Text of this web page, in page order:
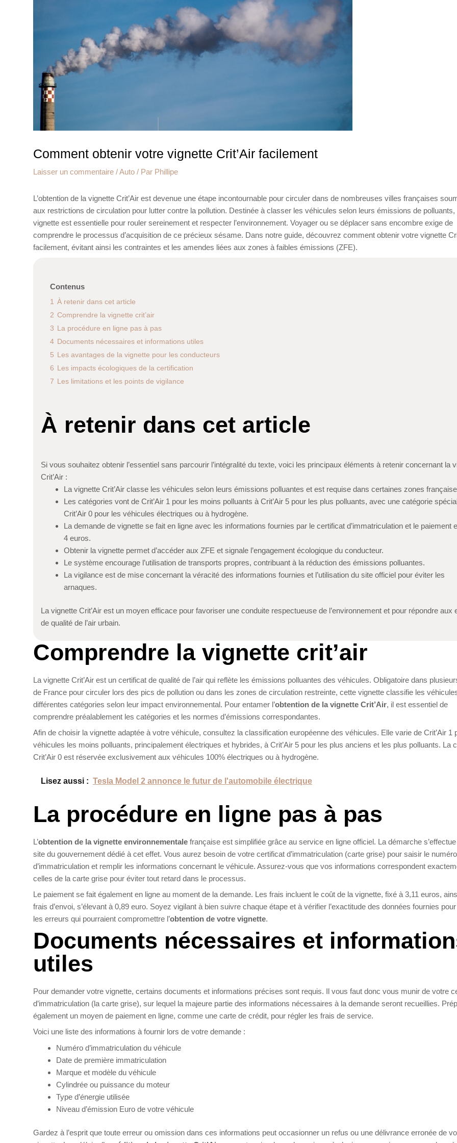
Comment obtenir votre vignette Crit’Air facilement
Laisser un commentaire /Auto / Par Phillipe
L’obtention de la vignette Crit’Air est devenue une étape incontournable pour circuler dans de nombreuses villes françaises
aux restrictions de circulation pour lutter contre la pollution. Destinée à classer les véhicules selon leurs émissions de polluants,
vignette est essentielle pour rouler sereinement et respecter l’environnement. Voyager ou se déplacer sans encombre exige de
comprendre le processus d’acquisition de ce précieux sésame. Dans notre guide, découvrez comment obtenir votre vignette
facilement, évitant ainsi les contraintes et les amendes liées aux zones à faibles émissions (ZFE).
Contenus
1 À retenir dans cet article
2 Comprendre la vignette crit’air
3 La procédure en ligne pas à pas
4 Documents nécessaires et informations utiles
5 Les avantages de la vignette pour les conducteurs
6 Les impacts écologiques de la certification
7 Les limitations et les points de vigilance
À retenir dans cet article
Si vous souhaitez obtenir l’essentiel sans parcourir l’intégralité du texte, voici les principaux éléments à retenir concernant la
Crit’Air :
La vignette Crit’Air classe les véhicules selon leurs émissions polluantes et est requise dans certaines zones
Les catégories vont de Crit’Air 1 pour les moins polluants à Crit’Air 5 pour les plus polluants, avec une catégorie
Crit’Air 0 pour les véhicules électriques ou à hydrogène.
La demande de vignette se fait en ligne avec les informations fournies par le certificat d’immatriculation et le paiement
4 euros.
Obtenir la vignette permet d’accéder aux ZFE et signale l’engagement écologique du conducteur.
Le système encourage l’utilisation de transports propres, contribuant à la réduction des émissions polluantes.
La vigilance est de mise concernant la véracité des informations fournies et l’utilisation du site officiel pour éviter les
arnaques.
La vignette Crit’Air est un moyen efficace pour favoriser une conduite respectueuse de l’environnement et pour répondre aux
de qualité de l’air urbain.
Comprendre la vignette crit’air
La vignette Crit’Air est un certificat de qualité de l’air qui reflète les émissions polluantes des véhicules. Obligatoire dans
de France pour circuler lors des pics de pollution ou dans les zones de circulation restreinte, cette vignette classifie les
différentes catégories selon leur impact environnemental. Pour entamer l’obtention de la vignette Crit’Air, il est essentiel de
comprendre préalablement les catégories et les normes d’émissions correspondantes.
Afin de choisir la vignette adaptée à votre véhicule, consultez la classification européenne des véhicules. Elle varie de Crit’Air 1
véhicules les moins polluants, principalement électriques et hybrides, à Crit’Air 5 pour les plus anciens et les plus polluants. La
Crit’Air 0 est réservée exclusivement aux véhicules 100% électriques ou à hydrogène.
Lisez aussi : Tesla Model 2 annonce le futur de l'automobile électrique
La procédure en ligne pas à pas
L’obtention de la vignette environnementale française est simplifiée grâce au service en ligne officiel. La démarche
site du gouvernement dédié à cet effet. Vous aurez besoin de votre certificat d’immatriculation (carte grise) pour saisir le numéro
d’immatriculation et remplir les informations concernant le véhicule. Assurez-vous que vos informations correspondent
celles de la carte grise pour éviter tout retard dans le processus.
Le paiement se fait également en ligne au moment de la demande. Les frais incluent le coût de la vignette, fixé à 3,11 euros,
frais d’envoi, s’élevant à 0,89 euro. Soyez vigilant à bien suivre chaque étape et à vérifier l’exactitude des données fournies
les erreurs qui pourraient compromettre l’obtention de votre vignette.
Documents nécessaires et
utiles
Pour demander votre vignette, certains documents et informations précises sont requis. Il vous faut donc vous munir de votre
d’immatriculation (la carte grise), sur lequel la majeure partie des informations nécessaires à la demande seront recueillies.
également un moyen de paiement en ligne, comme une carte de crédit, pour régler les frais de service.
Voici une liste des informations à fournir lors de votre demande :
Numéro d’immatriculation du véhicule
Date de première immatriculation
Marque et modèle du véhicule
Cylindrée ou puissance du moteur
Type d’énergie utilisée
Niveau d’émission Euro de votre véhicule
Gardez à l’esprit que toute erreur ou omission dans ces informations peut occasionner un refus ou une délivrance erronée de